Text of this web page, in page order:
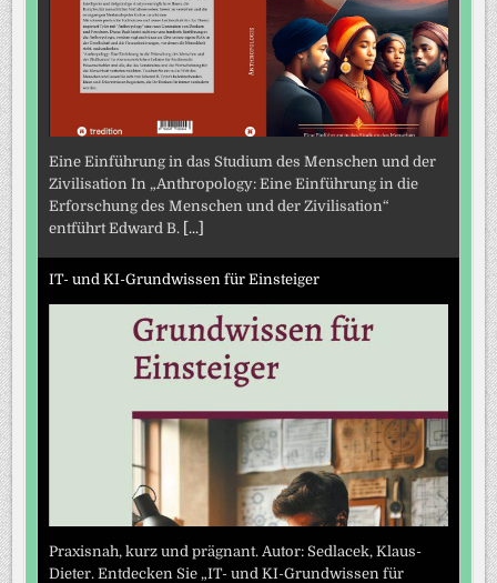
Eine Einführung in das Studium des Menschen und der
Zivilisation In „Anthropology: Eine Einführung in die
Erforschung des Menschen und der Zivilisation“
entführt Edward B.
[...]
IT- und KI-Grundwissen für Einsteiger
Praxisnah, kurz und prägnant. Autor: Sedlacek, Klaus-
Dieter. Entdecken Sie „IT- und KI-Grundwissen für